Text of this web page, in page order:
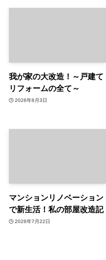
我が家の大改造！～戸建て
リフォームの全て～
2026年8月3日
マンションリノベーション
で新生活！私の部屋改造記
2026年7月22日